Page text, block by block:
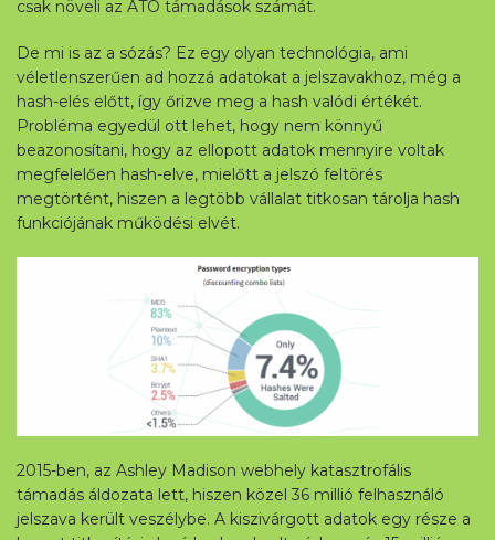
csak növeli az ATO támadások számát.
De mi is az a sózás? Ez egy olyan technológia, ami
véletlenszerűen ad hozzá adatokat a jelszavakhoz, még a
hash-elés előtt, így őrizve meg a hash valódi értékét.
Probléma egyedül ott lehet, hogy nem könnyű
beazonosítani, hogy az ellopott adatok mennyire voltak
megfelelően hash-elve, mielőtt a jelszó feltörés
megtörtént, hiszen a legtöbb vállalat titkosan tárolja hash
funkciójának működési elvét.
2015-ben, az Ashley Madison webhely katasztrofális
támadás áldozata lett, hiszen közel 36 millió felhasználó
jelszava került veszélybe. A kiszivárgott adatok egy része a